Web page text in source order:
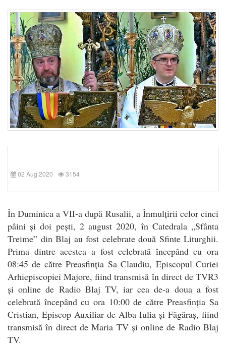
02 Aug 2020 3154
În Duminica a VII-a după Rusalii, a Înmulțirii celor cinci
pâini și doi pești, 2 august 2020, în Catedrala „Sfânta
Treime” din Blaj au fost celebrate două Sfinte Liturghii.
Prima dintre acestea a fost celebrată începând cu ora
08:45 de către Preasfinția Sa Claudiu, Episcopul Curiei
Arhiepiscopiei Majore, fiind transmisă în direct de TVR3
și online de Radio Blaj TV, iar cea de-a doua a fost
celebrată începând cu ora 10:00 de către Preasfinția Sa
Cristian, Episcop Auxiliar de Alba Iulia și Făgăraș, fiind
transmisă în direct de Maria TV și online de Radio Blaj
TV.